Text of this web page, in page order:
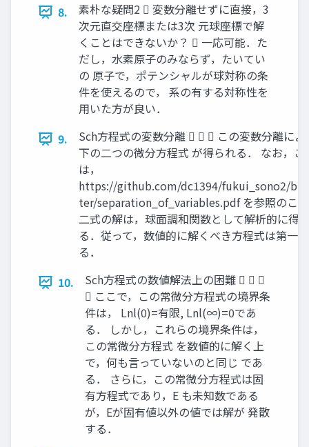
8.
素朴な疑問2  変数分離せずに直接，3
次元直交座標または3次 元球座標で解
くことはできないか？  一応可能．た
だし，水素原子のみならず，たいてい
の 原子で，ポテンシャルが球対称の条
件を使えるので， 系の有する対称性を
用いた方が良い．
9.
Sch方程式の変数分離    この変数分離によ
下の二つの微分方程式 が得られる． なお，こ
は，
https://github.com/dc1394/fukui_sono2/
ter/separation_of_variables.pdf を参照のこ
二式の解は，球面調和関数として解析的に得
る．従って，数値的に解くべき方程式は第一
る．
10.
Sch方程式の数値解法上の困難   
 ここで，この常微分方程式の境界条
件は， Lnl(0)=有限, Lnl(∞)=0であ
る． しかし，これらの境界条件は，
この常微分方程式 を数値的に解く上
で，何も言っていないのと同じ であ
る． さらに，この常微分方程式は固
有方程式であり，E も未知数である
が，Eが固有値以外の値では解が 発散
する．